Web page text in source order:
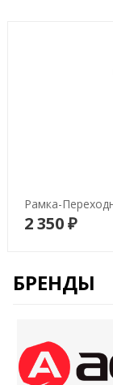
Рамка-
2 350 ₽
БРЕНДЫ